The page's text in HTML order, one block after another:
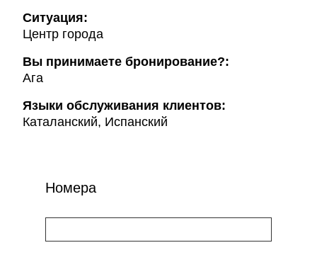
Ситуация:
Центр города
Вы принимаете бронирование?:
Ага
Языки обслуживания клиентов:
Каталанский, Испанский
Номера